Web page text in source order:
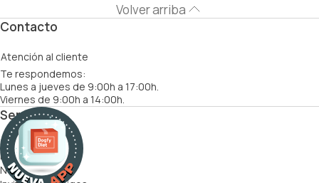
Volver arriba
Contacto
Atención al cliente
Te respondemos:
Lunes a jueves de 9:00h a 17:00h.
Viernes de 9:00h a 14:00h.
Servicios
Cómo funciona
Recetas
Nutricionistas